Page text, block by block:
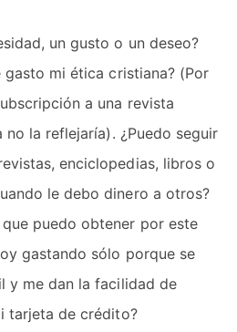
un gusto o un deseo?
gasto mi ética cristiana? (Por
a una revista
la reflejaría). ¿Puedo seguir
enciclopedias, libros o
le debo dinero a otros?
puedo obtener por este
gastando sólo porque se
y me dan la facilidad de
tarjeta de crédito?